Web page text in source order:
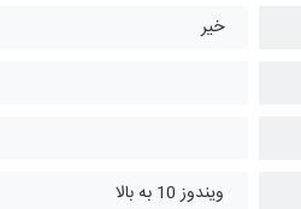
خیر
ویندوز 10 به بالا